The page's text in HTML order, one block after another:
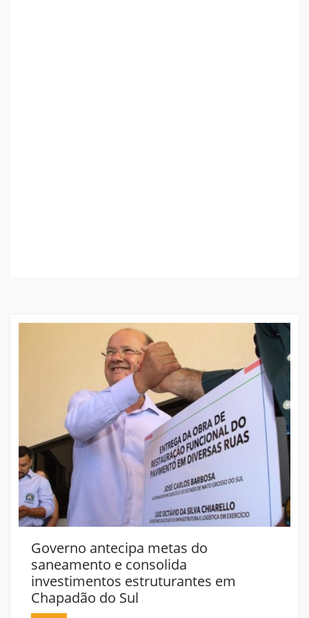
Governo antecipa metas do
saneamento e consolida
investimentos estruturantes em
Chapadão do Sul